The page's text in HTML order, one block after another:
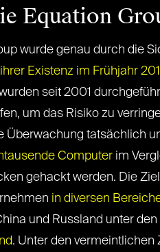
Equation
wurde genau durch die
Existenz im Frühjahr
seit 2001
um das Risiko zu
Überwachung tatsächlich
Computerim
gehackt werden. Die
in diversen
und Russland unter
. Unter den vermeintlichen